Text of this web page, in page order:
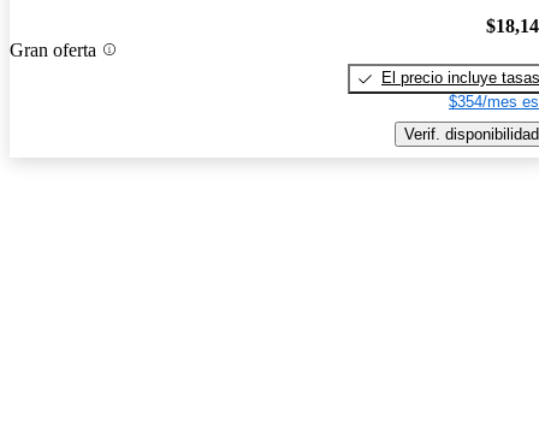
Gran oferta
El precio incluye tasas
$354/mes
Verif. disponibilidad